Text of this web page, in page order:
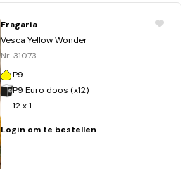
Fragaria
Vesca Yellow Wonder
Nr. 31073
P9
P9 Euro doos (x12)
12 x 1
Login om te bestellen